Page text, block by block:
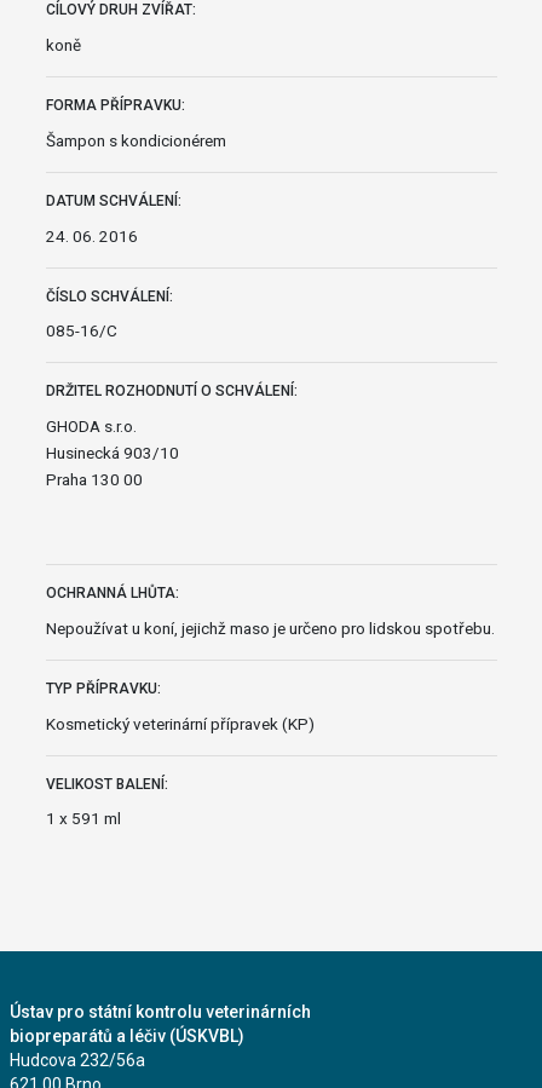
CÍLOVÝ DRUH ZVÍŘAT:
koně
FORMA PŘÍPRAVKU:
Šampon s kondicionérem
DATUM SCHVÁLENÍ:
24. 06. 2016
ČÍSLO SCHVÁLENÍ:
085-16/C
DRŽITEL ROZHODNUTÍ O SCHVÁLENÍ:
GHODA s.r.o.
Husinecká 903/10
Praha 130 00
OCHRANNÁ LHŮTA:
Nepoužívat u koní, jejichž maso je určeno pro lidskou spotřebu.
TYP PŘÍPRAVKU:
Kosmetický veterinární přípravek (KP)
VELIKOST BALENÍ:
1 x 591 ml
Ústav pro státní kontrolu veterinárních
biopreparátů a léčiv (ÚSKVBL)
Hudcova 232/56a